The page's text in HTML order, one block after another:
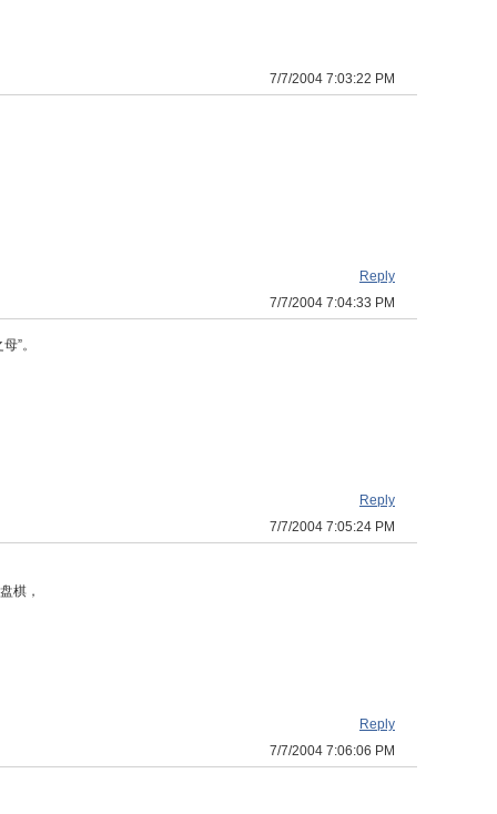
7/7/2004 7:03:22 PM
Reply
7/7/2004 7:04:33 PM
”。
Reply
7/7/2004 7:05:24 PM
棋，
Reply
7/7/2004 7:06:06 PM